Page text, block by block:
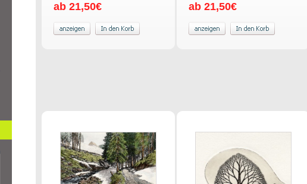
ab 21,50€ ab 21,50€